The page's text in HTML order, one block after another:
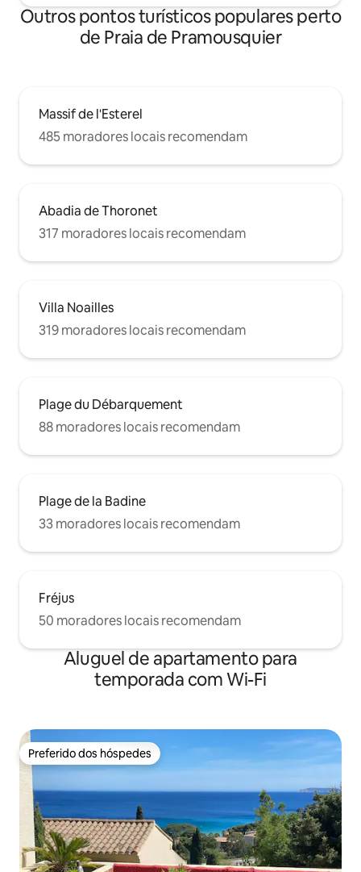
Outros pontos turísticos populares perto
de Praia de Pramousquier
Massif de l'Esterel
485 moradores locais recomendam
Abadia de Thoronet
317 moradores locais recomendam
Villa Noailles
319 moradores locais recomendam
Plage du Débarquement
88 moradores locais recomendam
Plage de la Badine
33 moradores locais recomendam
Fréjus
50 moradores locais recomendam
Aluguel de apartamento para
temporada com Wi-Fi
Preferido dos hóspedes
Preferido dos hóspedes